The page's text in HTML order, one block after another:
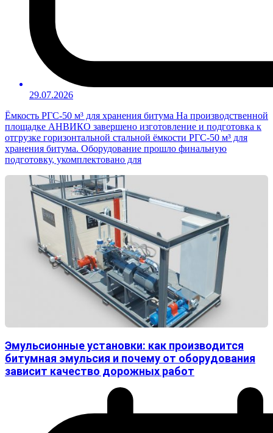
29.07.2026
Ёмкость РГС-50 м³ для хранения битума На производственной
площадке АНВИКО завершено изготовление и подготовка к
отгрузке горизонтальной стальной ёмкости РГС-50 м³ для
хранения битума. Оборудование прошло финальную
подготовку, укомплектовано для
Эмульсионные установки: как производится
битумная эмульсия и почему от оборудования
зависит качество дорожных работ